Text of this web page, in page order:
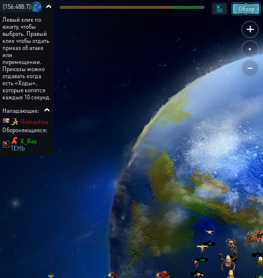
+
.
-
Обзор
[156:488:7]
Левый клик по
юниту, чтобы
выбрать. Правый
клик чтобы отдать
приказ об атаке
или
перемещении.
Приказы можно
отдавать когда
есть «Ходы»,
которые копятся
каждые 10 секунд.
Нападающие:
Romashka
Обороняющиеся:
X_Rey
ТЕНЬ